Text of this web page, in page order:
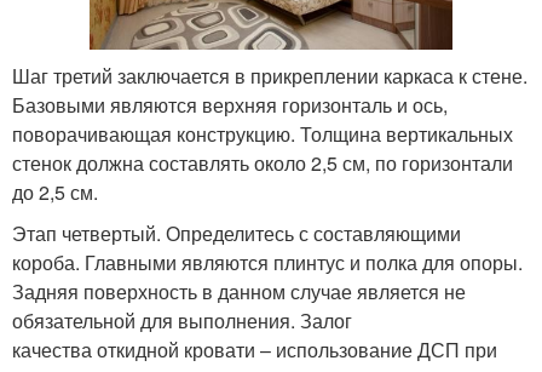
Шаг третий заключается в прикреплении каркаса к стене.
Базовыми являются верхняя горизонталь и ось,
поворачивающая конструкцию. Толщина вертикальных
стенок должна составлять около 2,5 см, по горизонтали
до 2,5 см.
Этап четвертый. Определитесь с составляющими
короба. Главными являются плинтус и полка для опоры.
Задняя поверхность в данном случае является не
обязательной для выполнения. Залог
качества откидной кровати – использование ДСП при